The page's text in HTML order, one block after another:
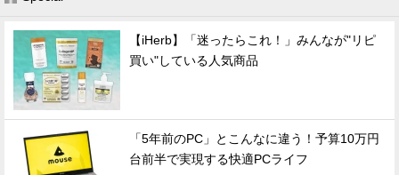
【iHerb】「迷ったらこれ！」みんなが"リピ
買い"している人気商品
「5年前のPC」とこんなに違う！予算10万円
台前半で実現する快適PCライフ